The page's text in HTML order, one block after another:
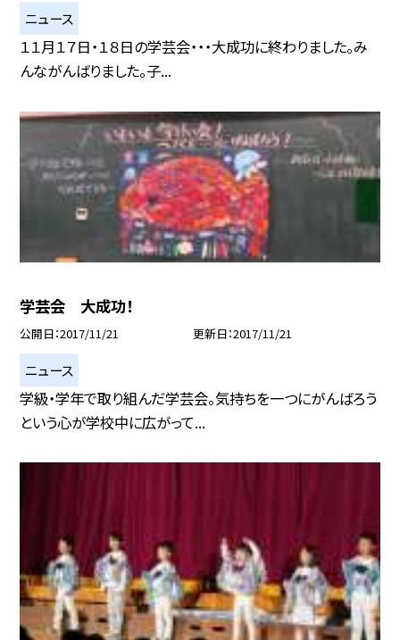
ニュース
１１月１７日・１８日の学芸会・・・大成功に終わりました。み
んながんばりました。子...
学芸会 大成功！
公開日 2017/11/21 更新日 2017/11/21
ニュース
学級・学年で取り組んだ学芸会。気持ちを一つにがんばろう
という心が学校中に広がって...